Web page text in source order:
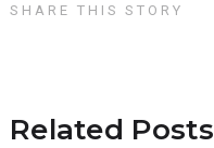
SHARE THIS STORY
Related Posts